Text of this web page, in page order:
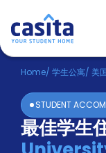
Home ZH
登
入
Booking
Accommodation
Home/ 学生公寓/ 美
STUDENT
最佳学生